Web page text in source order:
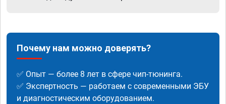
Почему нам можно доверять?
✅ Опыт — более 8 лет в сфере чип-тюнинга.
✅ Экспертность — работаем с современными ЭБУ
и диагностическим оборудованием.